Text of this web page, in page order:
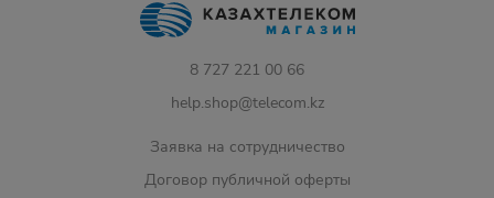
8 727 221 00 66
help.shop@telecom.kz
Заявка на сотрудничество
Договор публичной оферты